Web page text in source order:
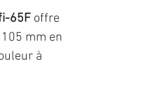
65F offre
mm en
à